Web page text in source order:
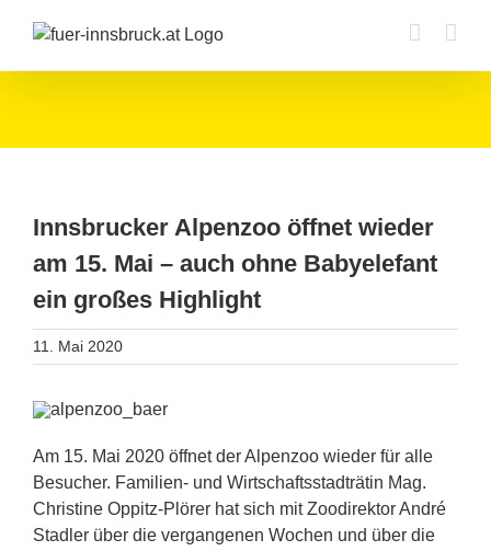
Inhalt
Innsbrucker Alpenzoo öffnet wieder
am 15. Mai – auch ohne Babyelefant
ein großes Highlight
11. Mai 2020
Am 15. Mai 2020 öffnet der Alpenzoo wieder für alle
Besucher. Familien- und Wirtschaftsstadträtin Mag.
Christine Oppitz-Plörer hat sich mit Zoodirektor André
Stadler über die vergangenen Wochen und über die